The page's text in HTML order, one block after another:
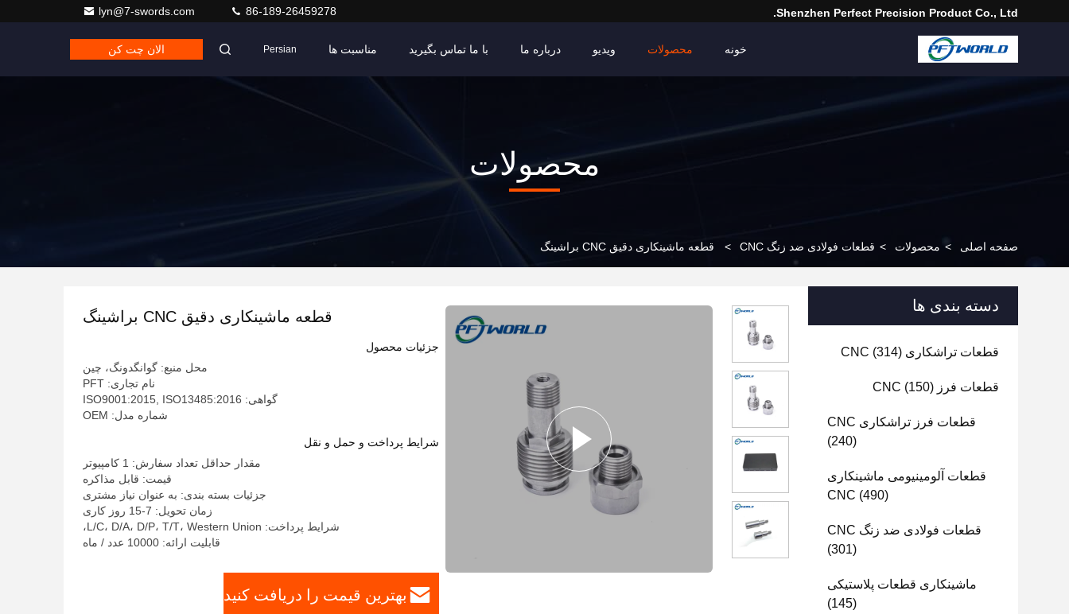
Shenzhen Perfect Precision Product Co., Ltd.
lyn@7-swords.com 86-189-26459278
خونه محصولات ویدیو درباره ما با ما تماس بگیرید مناسبت ها Persian الان چت کن
محصولات
صفحه اصلی > محصولات > قطعات فولادی ضد زنگ CNC > قطعه ماشینکاری دقیق CNC براشینگ
دسته بندی ها
قطعات تراشکاری CNC (314)
قطعات فرز CNC (150)
قطعات فرز تراشکاری CNC
(240)
قطعات آلومینیومی ماشینکاری
CNC (490)
قطعات فولادی ضد زنگ CNC
(301)
ماشینکاری قطعات پلاستیکی
(145)
قطعه ماشینکاری دقیق CNC براشینگ
جزئیات محصول
محل منبع: گوانگدونگ، چین
نام تجاری: PFT
گواهی: ISO9001:2015, ISO13485:2016
شماره مدل: OEM
شرایط پرداخت و حمل و نقل
مقدار حداقل تعداد سفارش: 1 کامپیوتر
قیمت: قابل مذاکره
جزئیات بسته بندی: به عنوان نیاز مشتری
زمان تحویل: 7-15 روز کاری
شرایط پرداخت: L/C، D/A، D/P، T/T، Western Union،
قابلیت ارائه: 10000 عدد / ماه
بهترین قیمت را دریافت کنید